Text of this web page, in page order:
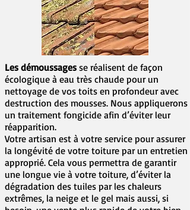
Les démoussages se réalisent de façon
écologique à eau très chaude pour un
nettoyage de vos toits en profondeur avec
destruction des mousses. Nous appliquerons
un traitement fongicide afin d’éviter leur
réapparition.
Votre artisan est à votre service pour assurer
la longévité de votre toiture par un entretien
approprié. Cela vous permettra de garantir
une longue vie à votre toiture, d’éviter la
dégradation des tuiles par les chaleurs
extrêmes, la neige et le gel mais aussi, si